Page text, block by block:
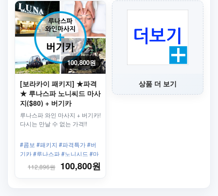
100,800원
[보라카이 패키지] ★파격
★ 루나스파 노니씨드 마사
지($80) + 버기카
루나스파 와인 마사지 + 버기카!
다시는 만날 수 없는 가격!!
#콤보 #패키지 #파격특가 #버
기카 #루나스파 #노니시드 #마
112,896원 100,800원
상품 더 보기